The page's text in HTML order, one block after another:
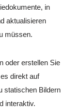
in
aktualisieren
müssen.
oder erstellen Sie
direkt auf
statischen Bildern
interaktiv.